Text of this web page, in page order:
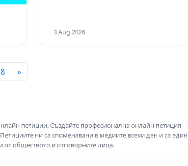
3 Aug 2026
8 »
петиции. Създайте професионална онлайн петиция
ни са споменавани в медиите всеки ден и са един
от обществото и отговорните лица.